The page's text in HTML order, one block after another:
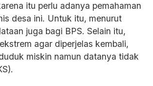
itu perlu adanya pemahaman
desa ini. Untuk itu, menurut
juga bagi BPS. Selain itu,
agar diperjelas kembali,
miskin namun datanya tidak